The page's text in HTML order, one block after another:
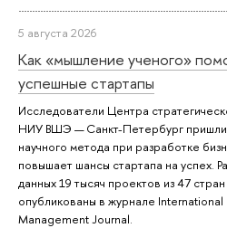
5 августа 2026
Как «мышление ученого»
успешные стартапы
Исследователи Центра
НИУ ВШЭ — Санкт-Петербург пришли
научного метода при разработке
повышает шансы стартапа на успех.
данных 19 тысяч проектов из 47 стран
опубликованы в журнале
Management Journal.